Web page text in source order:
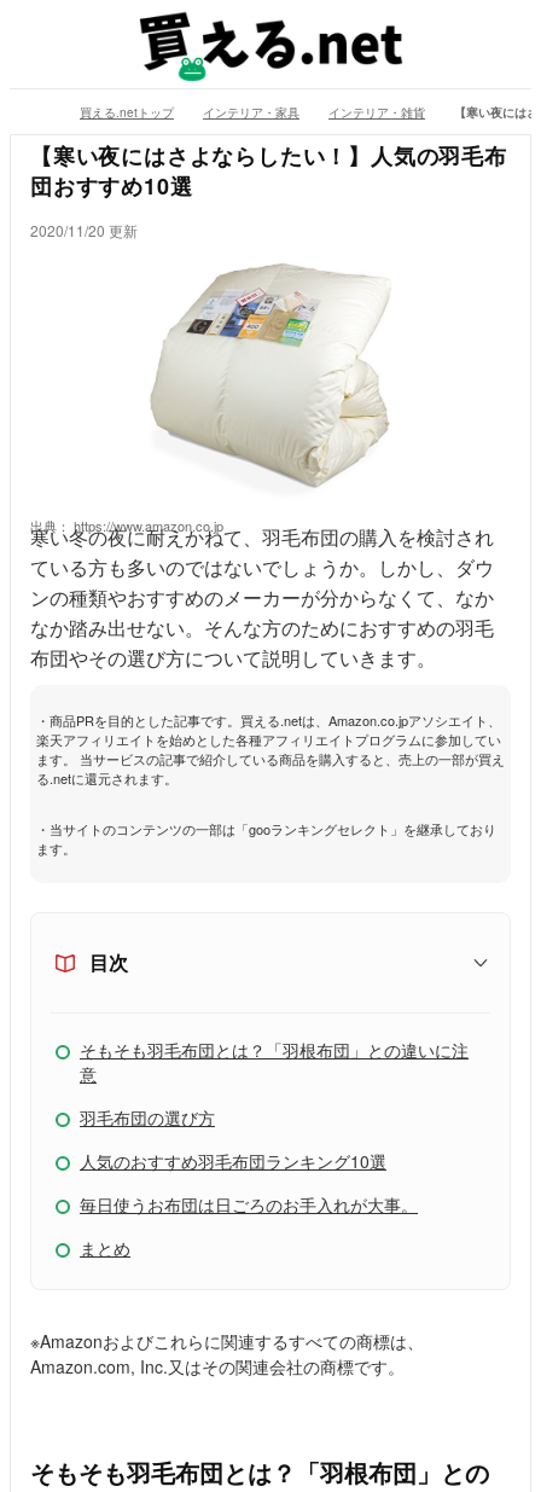
買える.netトップ インテリア・家具 インテリア・雑貨 【寒い夜には
【寒い夜にはさよならしたい！】人気の羽毛布
団おすすめ10選
2020/11/20 更新
出典： https://www.amazon.co.jp
寒い冬の夜に耐えかねて、羽毛布団の購入を検討され
ている方も多いのではないでしょうか。しかし、ダウ
ンの種類やおすすめのメーカーが分からなくて、なか
なか踏み出せない。そんな方のためにおすすめの羽毛
布団やその選び方について説明していきます。
・商品PRを目的とした記事です。買える.netは、Amazon.co.jpアソシエイト、
楽天アフィリエイトを始めとした各種アフィリエイトプログラムに参加してい
ます。 当サービスの記事で紹介している商品を購入すると、売上の一部が買え
る.netに還元されます。
・当サイトのコンテンツの一部は「gooランキングセレクト」を継承しており
ます。
目次
そもそも羽毛布団とは？「羽根布団」との違いに注
意
羽毛布団の選び方
人気のおすすめ羽毛布団ランキング10選
毎日使うお布団は日ごろのお手入れが大事。
まとめ
※Amazonおよびこれらに関連するすべての商標は、
Amazon.com, Inc.又はその関連会社の商標です。
そもそも羽毛布団とは？「羽根布団」との